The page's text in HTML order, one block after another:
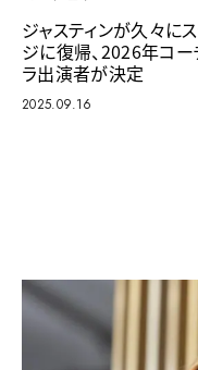
ジャスティンが久々に
ジに復帰、2026年コー
ラ出演者が決定
2025.09.16